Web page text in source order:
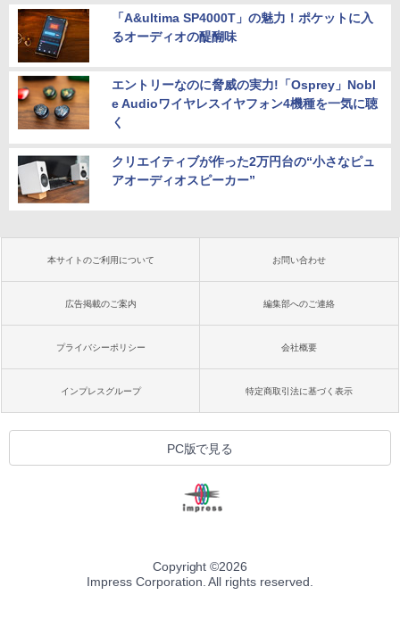
「A&ultima SP4000T」の魅力！ポケットに入
るオーディオの醍醐味
エントリーなのに脅威の実力!「Osprey」Nobl
e Audioワイヤレスイヤフォン4機種を一気に聴
く
クリエイティブが作った2万円台の“小さなピュ
アオーディオスピーカー”
本サイトのご利用について お問い合わせ
広告掲載のご案内 編集部へのご連絡
プライバシーポリシー 会社概要
インプレスグループ 特定商取引法に基づく表示
PC版で見る
Copyright ©2026
Impress Corporation. All rights reserved.